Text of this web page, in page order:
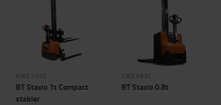
HWE100S
BT Staxio 1t Compact
stabler
SWE080L
BT Staxio 0.8t